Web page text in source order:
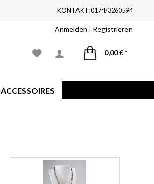
KONTAKT: 0174/3260594
Anmelden | Registrieren
0,00 € *
ACCESSOIRES